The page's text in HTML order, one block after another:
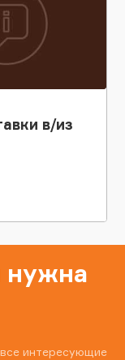
в/из
нужна
интересующие